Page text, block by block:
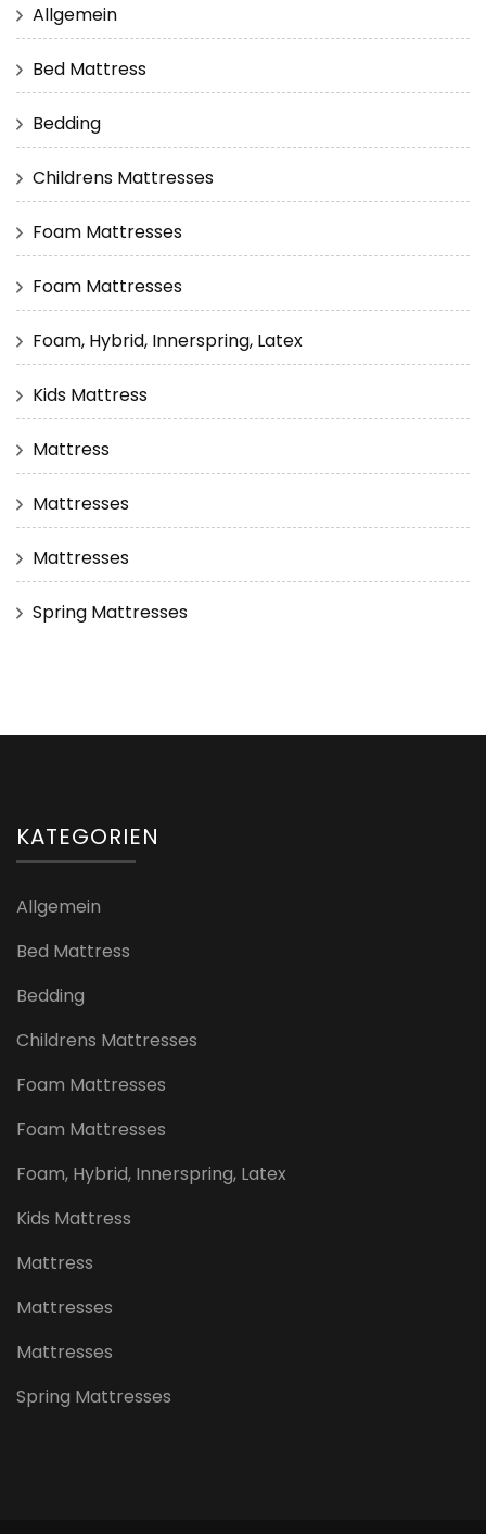
Allgemein
Bed Mattress
Bedding
Childrens Mattresses
Foam Mattresses
Foam Mattresses
Foam, Hybrid, Innerspring, Latex
Kids Mattress
Mattress
Mattresses
Mattresses
Spring Mattresses
KATEGORIEN
Allgemein
Bed Mattress
Bedding
Childrens Mattresses
Foam Mattresses
Foam Mattresses
Foam, Hybrid, Innerspring, Latex
Kids Mattress
Mattress
Mattresses
Mattresses
Spring Mattresses